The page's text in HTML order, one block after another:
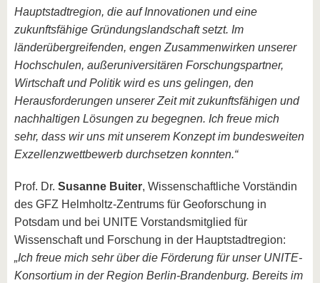
Hauptstadtregion, die auf Innovationen und eine
zukunftsfähige Gründungslandschaft setzt. Im
länderübergreifenden, engen Zusammenwirken unserer
Hochschulen, außeruniversitären Forschungspartner,
Wirtschaft und Politik wird es uns gelingen, den
Herausforderungen unserer Zeit mit zukunftsfähigen und
nachhaltigen Lösungen zu begegnen. Ich freue mich
sehr, dass wir uns mit unserem Konzept im bundesweiten
Exzellenzwettbewerb durchsetzen konnten.“
Prof. Dr. Susanne Buiter, Wissenschaftliche Vorständin
des GFZ Helmholtz-Zentrums für Geoforschung in
Potsdam und bei UNITE Vorstandsmitglied für
Wissenschaft und Forschung in der Hauptstadtregion:
„Ich freue mich sehr über die Förderung für unser UNITE-
Konsortium in der Region Berlin-Brandenburg. Bereits im